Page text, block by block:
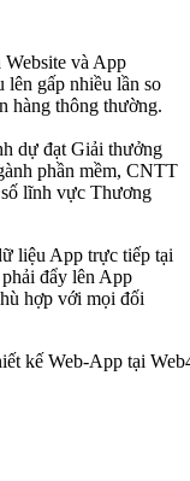
và App
lên gấp nhiều lần so
hàng thông thường.
dự đạt Giải thưởng
phần mềm, CNTT
lĩnh vực Thương
liệu App trực tiếp tại
đẩy lên App
hợp với mọi đối